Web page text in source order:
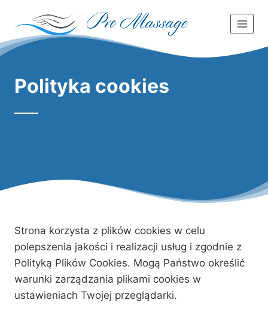
treści
Polityka cookies
Strona korzysta z plików cookies w celu
polepszenia jakości i realizacji usług i zgodnie z
Polityką Plików Cookies. Mogą Państwo określić
warunki zarządzania plikami cookies w
ustawieniach Twojej przeglądarki.